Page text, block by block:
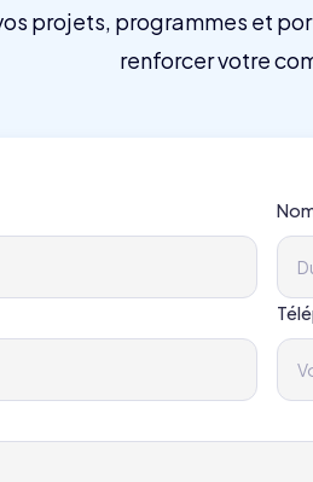
projets, programmes et
renforcer votre